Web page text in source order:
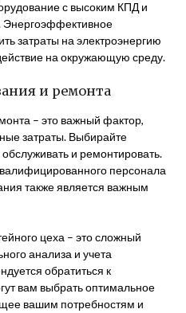
с высоким КПД и
Энергоэффективное
затраты на электроэнергию
на окружающую среду.
и ремонта
– это важный фактор,
затраты. Выбирайте
и ремонтировать.
персонала
также является важным
цеха – это сложный
анализа и учета
обратиться к
вам выбрать оптимальное
вашим потребностям и